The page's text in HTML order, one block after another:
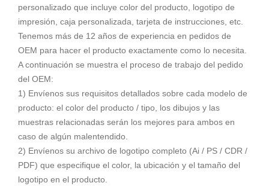
personalizado que incluye color del producto, logotipo de
impresión, caja personalizada, tarjeta de instrucciones, etc.
Tenemos más de 12 años de experiencia en pedidos de
OEM para hacer el producto exactamente como lo necesita.
A continuación se muestra el proceso de trabajo del pedido
del OEM:
1) Envíenos sus requisitos detallados sobre cada modelo de
producto: el color del producto / tipo, los dibujos y las
muestras relacionadas serán los mejores para ambos en
caso de algún malentendido.
2) Envíenos su archivo de logotipo completo (Ai / PS / CDR /
PDF) que especifique el color, la ubicación y el tamaño del
logotipo en el producto.